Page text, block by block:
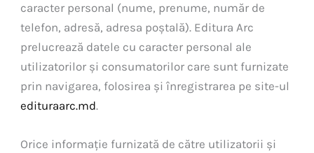
caracter personal (nume, prenume, număr de
telefon, adresă, adresa poștală). Editura Arc
prelucrează datele cu caracter personal ale
utilizatorilor și consumatorilor care sunt furnizate
prin navigarea, folosirea și înregistrarea pe site-ul
edituraarc.md.
Orice informație furnizată de către utilizatorii și